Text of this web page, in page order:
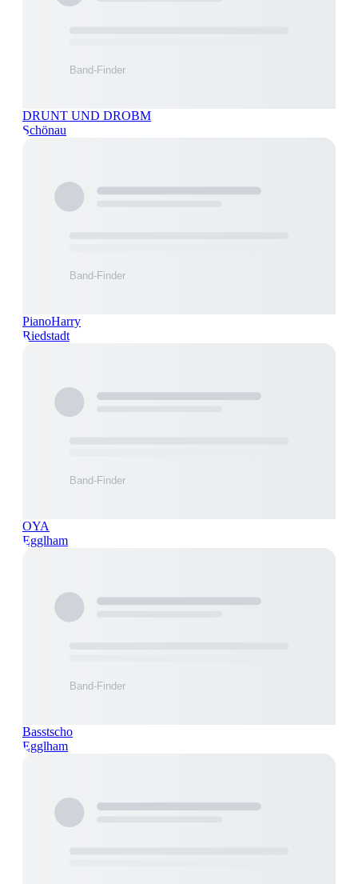
DRUNT UND DROBM
Schönau
PianoHarry
Riedstadt
OYA
Egglham
Basstscho
Egglham